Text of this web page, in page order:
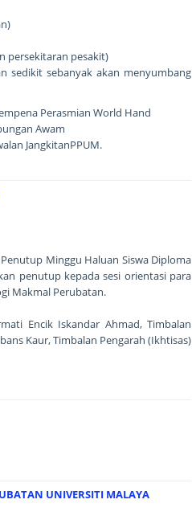
persekitaran pesakit)
sedikit sebanyak akan menyumbang
Perasmian World Hand
Awam
JangkitanPPUM.
Minggu Haluan Siswa Diploma
penutup kepada sesi orientasi para
Makmal Perubatan.
Encik Iskandar Ahmad, Timbalan
Kaur, Timbalan Pengarah (Ikhtisas)
UNIVERSITI MALAYA